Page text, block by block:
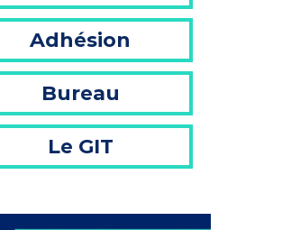
Adhésion
Bureau
Le GIT